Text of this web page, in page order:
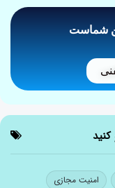
شماست
امنیت مجازی